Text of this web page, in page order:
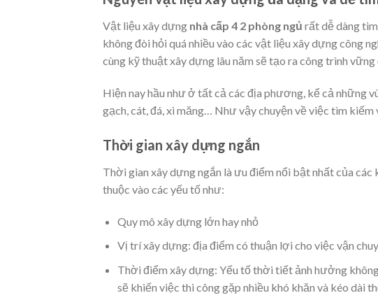
Vật liệu xây dựng nhà cấp 4 2 phòng ngủ rất dễ dàng
không đòi hỏi quá nhiều vào các vật liệu xây dựng công
cùng kỹ thuật xây dựng lâu năm sẽ tạo ra công trình
Hiện nay hầu như ở tất cả các địa phương, kể cả những
gạch, cát, đá, xi măng… Như vậy chuyện về việc tìm
Thời gian xây dựng ngắn
Thời gian xây dựng ngắn là ưu điểm nổi bật nhất của các
thuộc vào các yếu tố như:
Quy mô xây dựng lớn hay nhỏ
Vị trí xây dựng: địa điểm có thuận lợi cho việc vận
Thời điểm xây dựng: Yếu tố thời tiết ảnh hưởng
sẽ khiến việc thi công gặp nhiều khó khăn và kéo dài